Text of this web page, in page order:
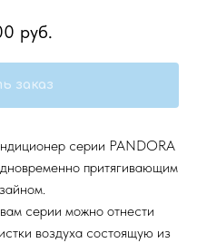
руб.
заказ
серии PANDORA
притягивающим
серии можно отнести
воздуха состоящую из